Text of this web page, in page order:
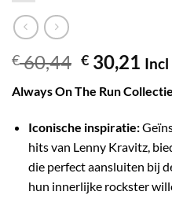
€60,44
prijs
was:
€ 30,21
is:
Always On The Run Collectie
Iconische inspiratie:
hits van Lenny Kravitz,
die perfect aansluiten bij
hun innerlijke rockster